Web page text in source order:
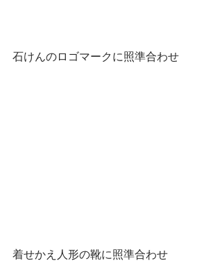
石けんのロゴマークに照準合わせ
着せかえ人形の靴に照準合わせ